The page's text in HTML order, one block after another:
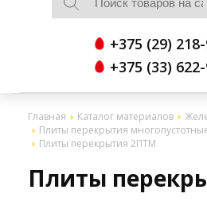
+375 (29)
+375 (33)
Главная Каталог материалов
Плиты перекрытия
Плиты перекрытия 2ПТМ
Плиты